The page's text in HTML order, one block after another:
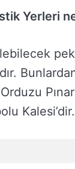
Yerleri
Kalesi’dir.